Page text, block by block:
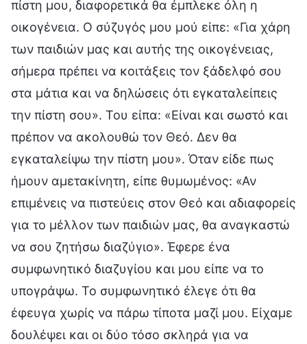
πίστη μου, διαφορετικά θα έμπλεκε όλη η
οικογένεια. Ο σύζυγός μου μού είπε: «Για χάρη
των παιδιών μας και αυτής της οικογένειας,
σήμερα πρέπει να κοιτάξεις τον ξάδελφό σου
στα μάτια και να δηλώσεις ότι εγκαταλείπεις
την πίστη σου». Του είπα: «Είναι και σωστό και
πρέπον να ακολουθώ τον Θεό. Δεν θα
εγκαταλείψω την πίστη μου». Όταν είδε πως
ήμουν αμετακίνητη, είπε θυμωμένος: «Αν
επιμένεις να πιστεύεις στον Θεό και αδιαφορείς
για το μέλλον των παιδιών μας, θα αναγκαστώ
να σου ζητήσω διαζύγιο». Έφερε ένα
συμφωνητικό διαζυγίου και μου είπε να το
υπογράψω. Το συμφωνητικό έλεγε ότι θα
έφευγα χωρίς να πάρω τίποτα μαζί μου. Είχαμε
δουλέψει και οι δύο τόσο σκληρά για να